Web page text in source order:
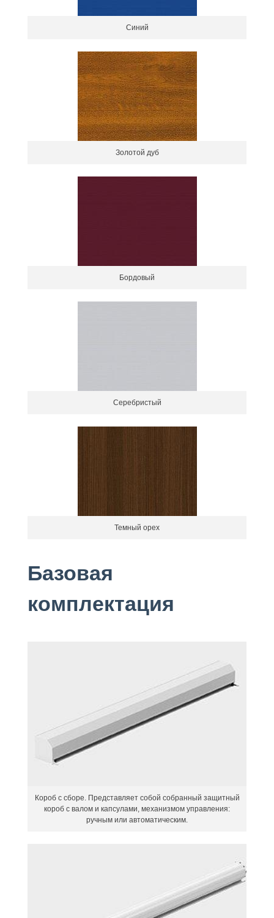
Синий
Золотой дуб
Бордовый
Серебристый
Темный орех
Базовая
комплектация
Короб с сборе. Представляет собой собранный защитный
короб с валом и капсулами, механизмом управления:
ручным или автоматическим.